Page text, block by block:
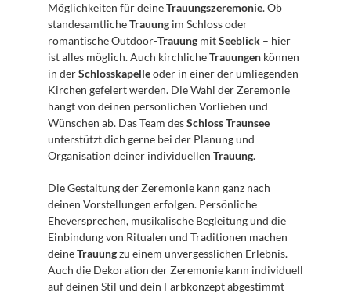
Möglichkeiten für deine Trauungszeremonie. Ob
standesamtliche Trauung im Schloss oder
romantische Outdoor-Trauung mit Seeblick – hier
ist alles möglich. Auch kirchliche Trauungen können
in der Schlosskapelle oder in einer der umliegenden
Kirchen gefeiert werden. Die Wahl der Zeremonie
hängt von deinen persönlichen Vorlieben und
Wünschen ab. Das Team des Schloss Traunsee
unterstützt dich gerne bei der Planung und
Organisation deiner individuellen Trauung.
Die Gestaltung der Zeremonie kann ganz nach
deinen Vorstellungen erfolgen. Persönliche
Eheversprechen, musikalische Begleitung und die
Einbindung von Ritualen und Traditionen machen
deine Trauung zu einem unvergesslichen Erlebnis.
Auch die Dekoration der Zeremonie kann individuell
auf deinen Stil und dein Farbkonzept abgestimmt